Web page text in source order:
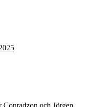
och Jörgen